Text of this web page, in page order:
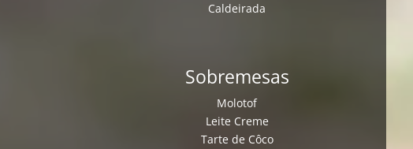
Caldeirada
Sobremesas
Molotof
Leite Creme
Tarte de Côco